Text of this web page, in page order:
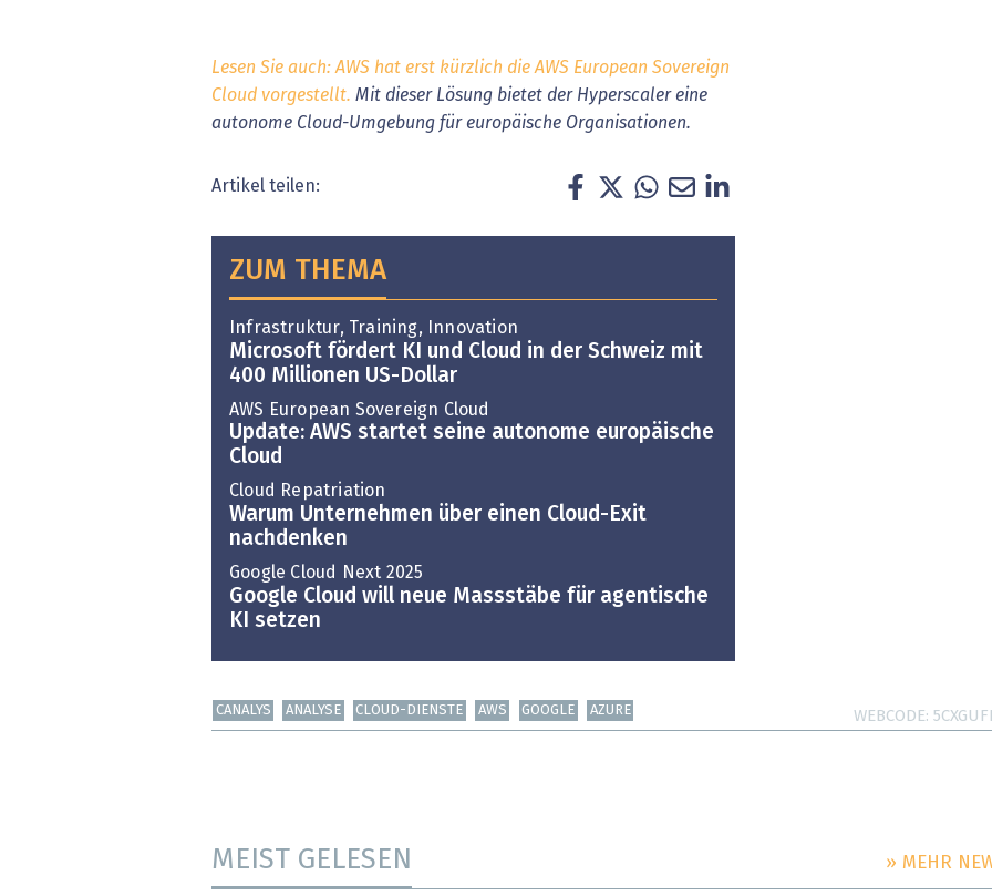
Lesen Sie auch: AWS hat erst kürzlich die AWS European Sovereign
Cloud vorgestellt. Mit dieser Lösung bietet der Hyperscaler eine
autonome Cloud-Umgebung für europäische Organisationen.
Artikel teilen:
ZUM THEMA
Infrastruktur, Training, Innovation
Microsoft fördert KI und Cloud in der Schweiz mit
400 Millionen US-Dollar
AWS European Sovereign Cloud
Update: AWS startet seine autonome europäische
Cloud
Cloud Repatriation
Warum Unternehmen über einen ­Cloud-Exit
nachdenken
Google Cloud Next 2025
Google Cloud will neue Massstäbe für agentische
KI setzen
CANALYS ANALYSE CLOUD-DIENSTE AWS GOOGLE AZURE WEBCODE
MEIST GELESEN » MEHR